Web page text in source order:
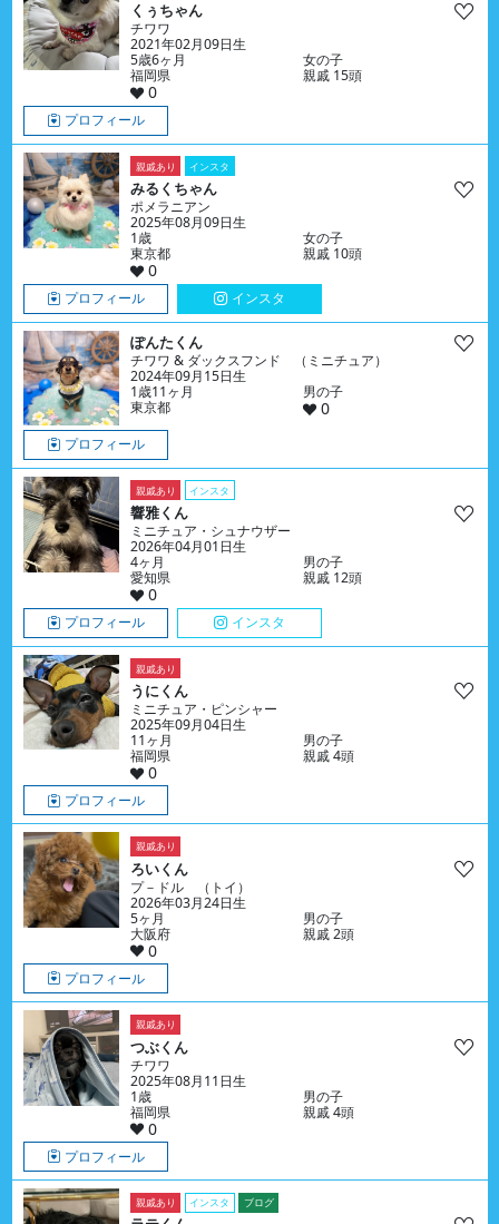
くぅちゃん
チワワ
2021年02月09日生
5歳6ヶ月
女の子
福岡県
親戚 15頭
0
プロフィール
親戚あり インスタ
みるくちゃん
ポメラニアン
2025年08月09日生
1歳
女の子
東京都
親戚 10頭
0
プロフィール インスタ
ぽんたくん
チワワ & ダックスフンド （ミニチュア）
2024年09月15日生
1歳11ヶ月
男の子
東京都
0
プロフィール
親戚あり インスタ
響雅くん
ミニチュア・シュナウザー
2026年04月01日生
4ヶ月
男の子
愛知県
親戚 12頭
0
プロフィール インスタ
親戚あり
うにくん
ミニチュア・ピンシャー
2025年09月04日生
11ヶ月
男の子
福岡県
親戚 4頭
0
プロフィール
親戚あり
ろいくん
プ－ドル （トイ）
2026年03月24日生
5ヶ月
男の子
大阪府
親戚 2頭
0
プロフィール
親戚あり
つぶくん
チワワ
2025年08月11日生
1歳
男の子
福岡県
親戚 4頭
0
プロフィール
親戚あり インスタ ブログ